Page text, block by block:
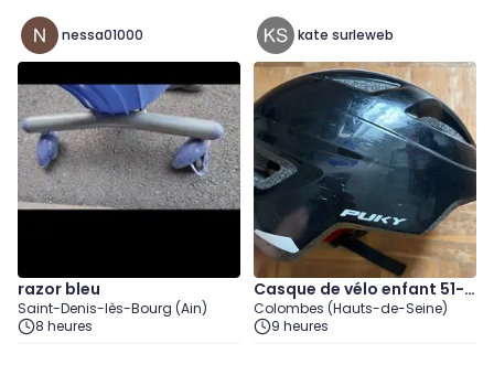
nessa01000
razor bleu
Saint-Denis-lès-Bourg (Ain)
8 heures
kate surleweb
Casque de vélo enfant 51-5
6cm
Colombes (Hauts-de-Seine)
9 heures